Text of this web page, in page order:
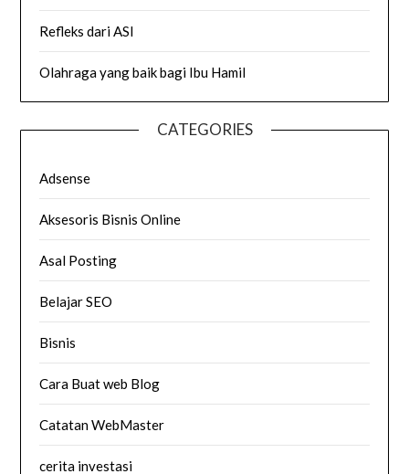
Refleks dari ASI
Olahraga yang baik bagi Ibu Hamil
CATEGORIES
Adsense
Aksesoris Bisnis Online
Asal Posting
Belajar SEO
Bisnis
Cara Buat web Blog
Catatan WebMaster
cerita investasi